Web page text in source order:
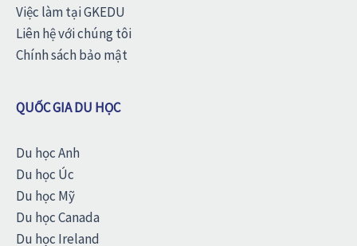
Việc làm tại GKEDU
Liên hệ với chúng tôi
Chính sách bảo mật
QUỐC GIA DU HỌC
Du học Anh
Du học Úc
Du học Mỹ
Du học Canada
Du học Ireland